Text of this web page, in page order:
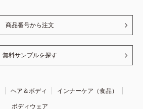
商品番号から注文
無料サンプルを探す
ヘア＆ボディ
インナーケア（食品）
ボディウェア